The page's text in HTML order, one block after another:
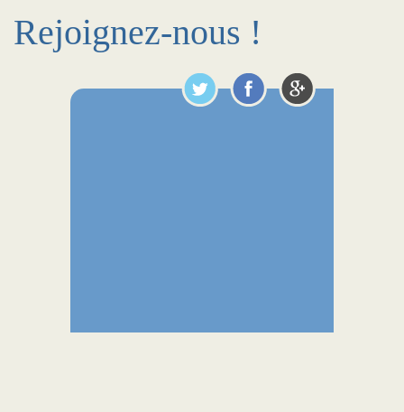
Rejoignez-nous !